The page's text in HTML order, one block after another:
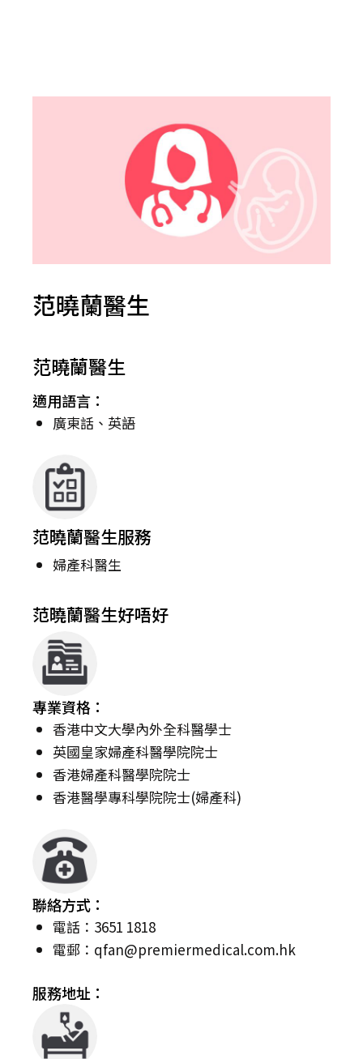
范曉蘭醫生
范曉蘭醫生
適用語言：
廣東話、英語
范曉蘭醫生服務
婦產科醫生
范曉蘭醫生好唔好
專業資格：
香港中文大學內外全科醫學士
英國皇家婦產科醫學院院士
香港婦產科醫學院院士
香港醫學專科學院院士(婦產科)
聯絡方式：
電話：3651 1818
電郵： qfan@premiermedical.com.hk
服務地址：